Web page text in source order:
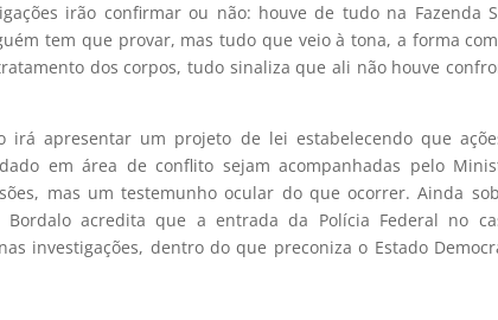
irão confirmar ou não: houve de tudo na Fazenda
tem que provar, mas tudo que veio à tona, a forma
dos corpos, tudo sinaliza que ali não houve
irá apresentar um projeto de lei estabelecendo que
em área de conflito sejam acompanhadas pelo
mas um testemunho ocular do que ocorrer. Ainda
Bordalo acredita que a entrada da Polícia Federal no
investigações, dentro do que preconiza o Estado